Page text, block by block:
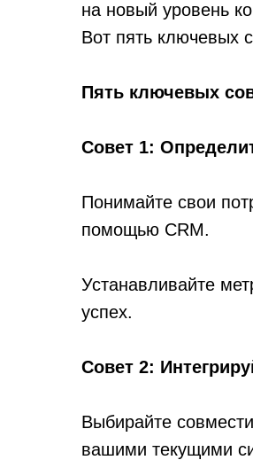
на новый уровень
Вот пять ключевых
Пять ключевых
Совет 1:
Понимайте свои
помощью CRM.
Устанавливайте
успех.
Совет 2:
Выбирайте
вашими текущими